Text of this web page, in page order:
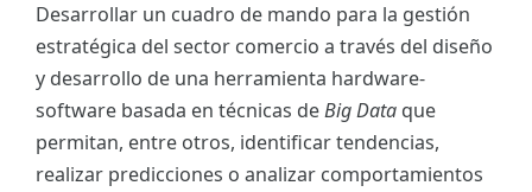
Desarrollar un cuadro de mando para la gestión
estratégica del sector comercio a través del diseño
y desarrollo de una herramienta hardware-
software basada en técnicas deBig Data que
permitan, entre otros, identificar tendencias,
realizar predicciones o analizar comportamientos